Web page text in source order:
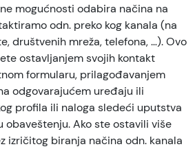
mogućnosti odabira načina na
odn. preko kog kanala (na
društvenih mreža, telefona, …). Ovo
ostavljanjem svojih kontakt
formularu, prilagođavanjem
odgovarajućem uređaju ili
profila ili naloga sledeći uputstva
obaveštenju. Ako ste ostavili više
izričitog biranja načina odn. kanala